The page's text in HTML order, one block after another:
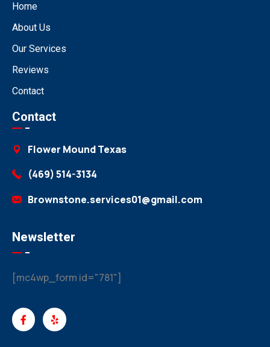
Home
About Us
Our Services
Reviews
Contact
Contact
Flower Mound Texas
(469) 514-3134
Brownstone.services01@gmail.com
Newsletter
[mc4wp_form id="781"]